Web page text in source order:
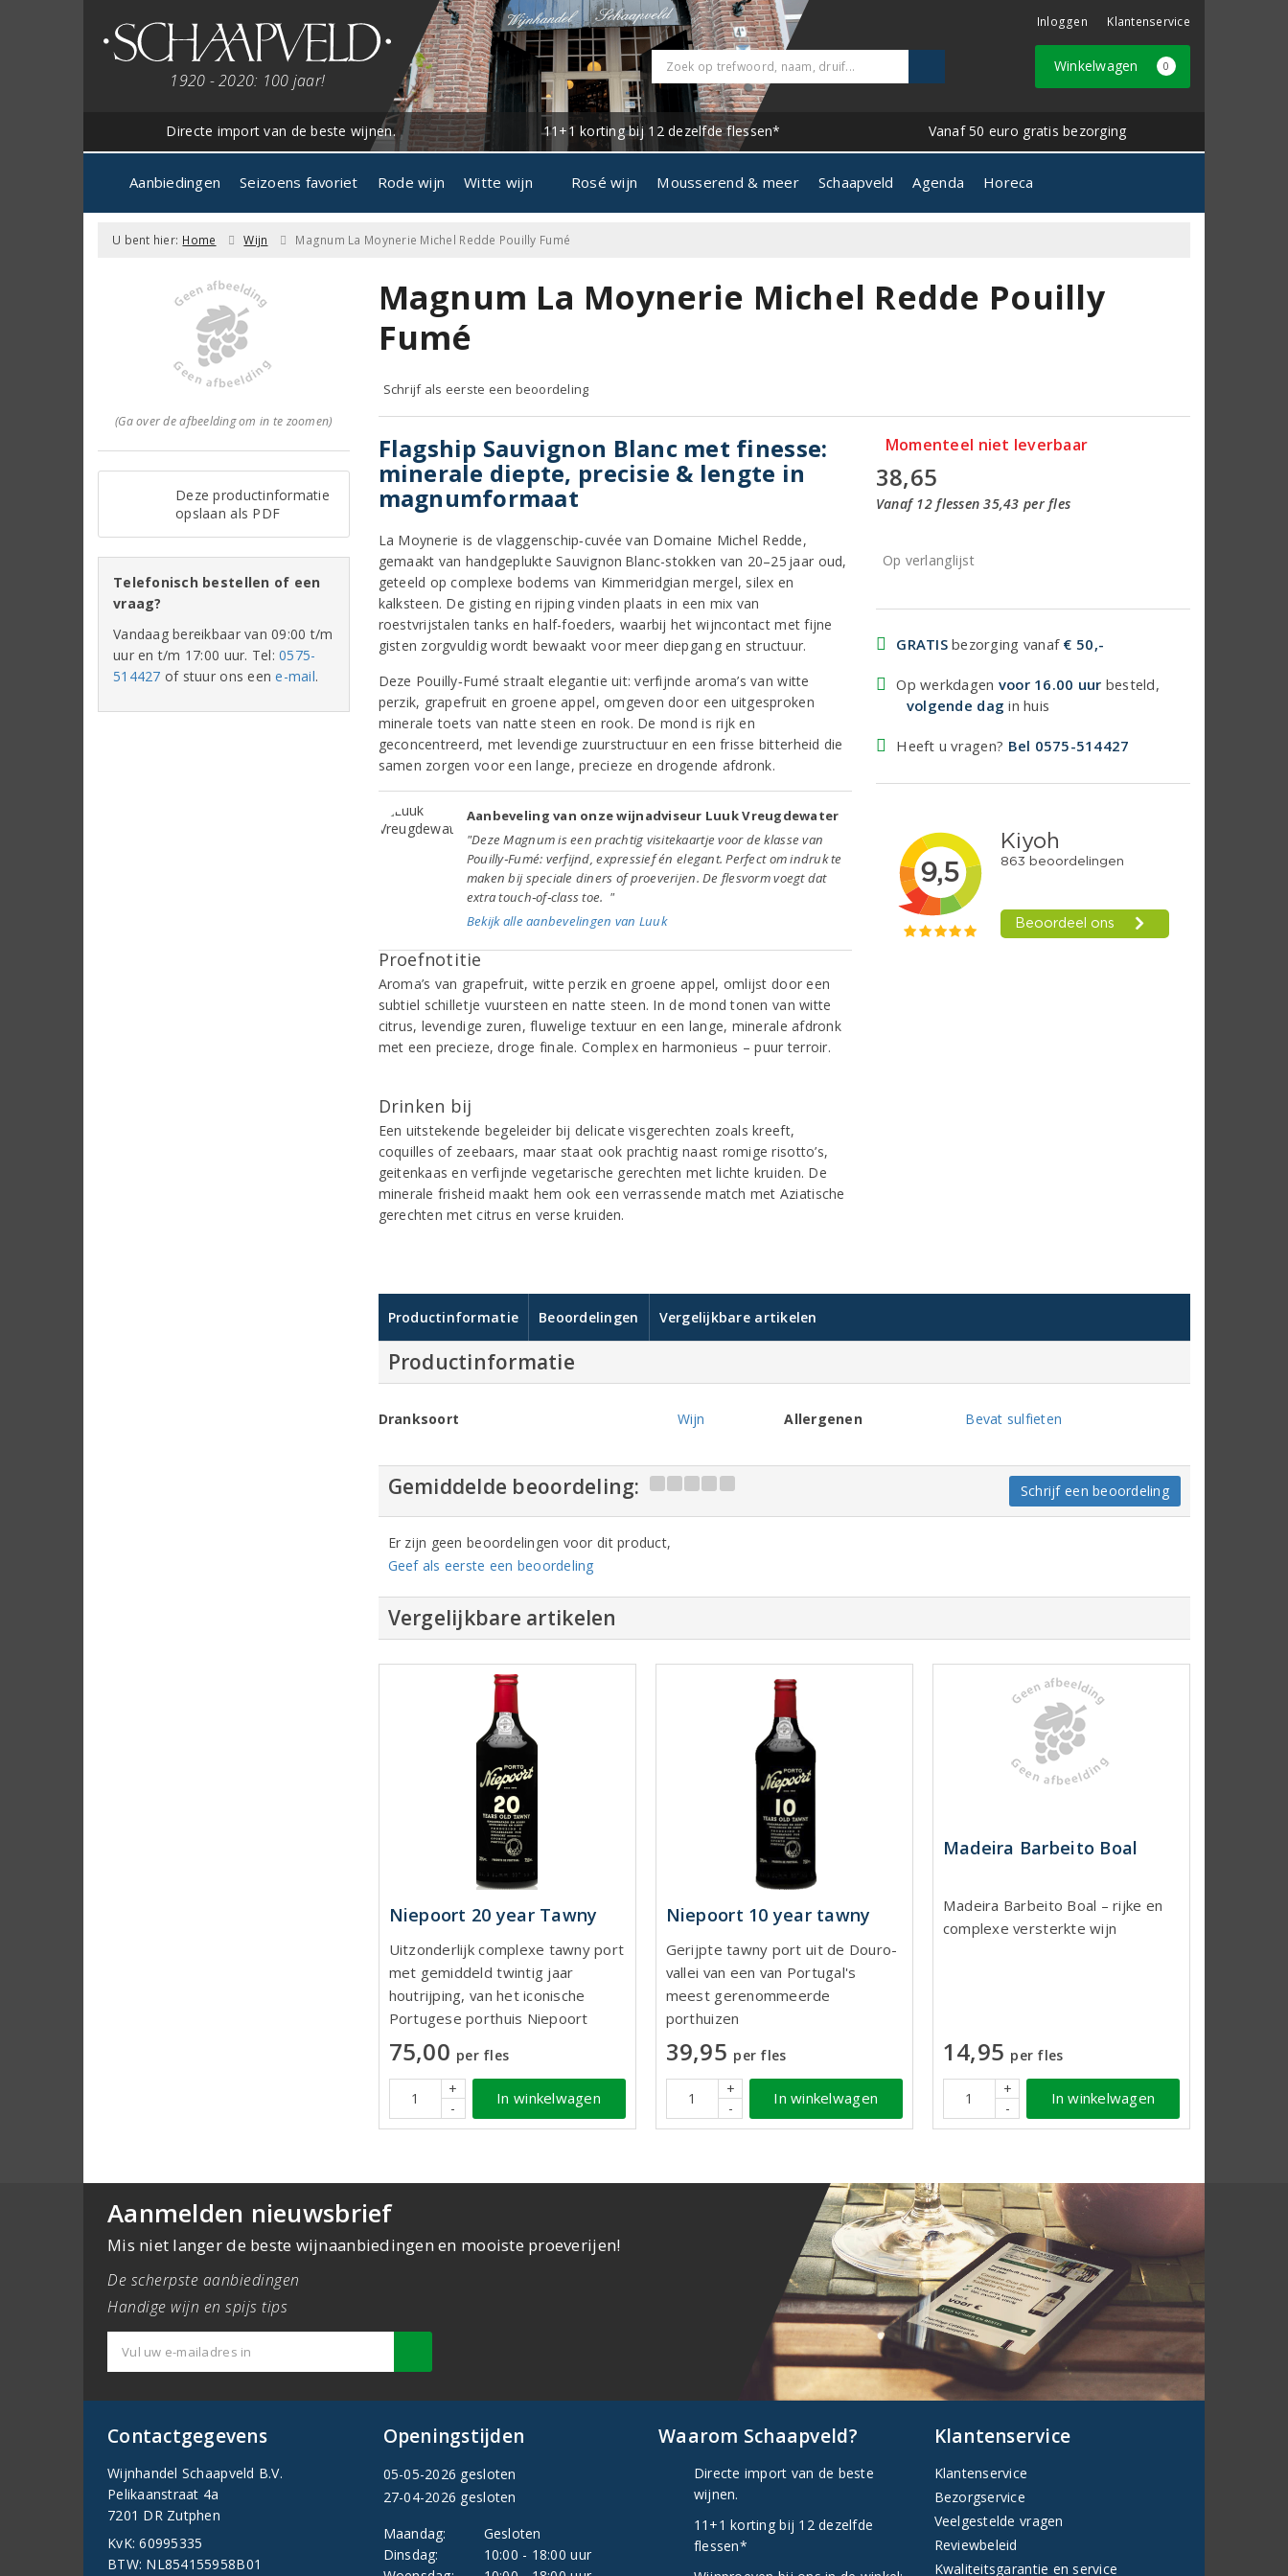
1920 - 2020: 100 jaar!
Inloggen Klantenservice
Winkelwagen 0
Directe import van de beste wijnen. 11+1 korting bij 12 dezelfde flessen* Vanaf 50 euro gratis bezorging
Aanbiedingen Seizoens favoriet Rode wijn Witte wijn Rosé wijn Mousserend & meer Schaapveld Agenda Horeca
U bent hier: Home Wijn Magnum La Moynerie Michel Redde Pouilly Fumé
(Ga over de afbeelding om in te zoomen)
Deze productinformatie
opslaan als PDF
Telefonisch bestellen of een
vraag?
Vandaag bereikbaar van 09:00 t/m
uur en t/m 17:00 uur. Tel:0575-
514427 of stuur ons eene-mail.
Magnum La Moynerie Michel Redde Pouilly
Fumé
Schrijf als eerste een beoordeling
Flagship Sauvignon Blanc met finesse:
minerale diepte, precisie & lengte in
magnumformaat
La Moynerie is de vlaggenschip‑cuvée van Domaine Michel Redde,
gemaakt van handgeplukte Sauvignon Blanc-stokken van 20–25 jaar oud,
geteeld op complexe bodems van Kimmeridgian mergel, silex en
kalksteen. De gisting en rijping vinden plaats in een mix van
roestvrijstalen tanks en half-foeders, waarbij het wijncontact met fijne
gisten zorgvuldig wordt bewaakt voor meer diepgang en structuur.
Deze Pouilly‑Fumé straalt elegantie uit: verfijnde aroma’s van witte
perzik, grapefruit en groene appel, omgeven door een uitgesproken
minerale toets van natte steen en rook. De mond is rijk en
geconcentreerd, met levendige zuurstructuur en een frisse bitterheid die
samen zorgen voor een lange, precieze en drogende afdronk.
Aanbeveling van onze wijnadviseur Luuk Vreugdewater
"Deze Magnum is een prachtig visitekaartje voor de klasse van
Pouilly‑Fumé: verfijnd, expressief én elegant. Perfect om indruk te
maken bij speciale diners of proeverijen. De flesvorm voegt dat
extra touch‑of‑class toe. "
Bekijk alle aanbevelingen van Luuk
Proefnotitie
Aroma’s van grapefruit, witte perzik en groene appel, omlijst door een
subtiel schilletje vuursteen en natte steen. In de mond tonen van witte
citrus, levendige zuren, fluwelige textuur en een lange, minerale afdronk
met een precieze, droge finale. Complex en harmonieus – puur terroir.
Drinken bij
Een uitstekende begeleider bij delicate visgerechten zoals kreeft,
coquilles of zeebaars, maar staat ook prachtig naast romige risotto’s,
geitenkaas en verfijnde vegetarische gerechten met lichte kruiden. De
minerale frisheid maakt hem ook een verrassende match met Aziatische
gerechten met citrus en verse kruiden.
Momenteel niet leverbaar
38,65
Vanaf 12 flessen 35,43 per fles
Op verlanglijst
GRATISbezorging vanaf € 50,-
Op werkdagen voor 16.00 uur besteld,
volgende dag in huis
Heeft u vragen? Bel 0575-514427
Productinformatie Beoordelingen Vergelijkbare artikelen
Productinformatie
Dranksoort Wijn Allergenen Bevat sulfieten
Gemiddelde beoordeling: Schrijf een beoordeling
Er zijn geen beoordelingen voor dit product,
Geef als eerste een beoordeling
Vergelijkbare artikelen
Niepoort 20 year Tawny
Uitzonderlijk complexe tawny port
met gemiddeld twintig jaar
houtrijping, van het iconische
Portugese porthuis Niepoort
75,00 per fles
+
-
In winkelwagen
Niepoort 10 year tawny
Gerijpte tawny port uit de Douro-
vallei van een van Portugal's
meest gerenommeerde
porthuizen
39,95 per fles
+
-
In winkelwagen
Madeira Barbeito Boal
Madeira Barbeito Boal – rijke en
complexe versterkte wijn
14,95 per fles
+
-
In winkelwagen
Aanmelden nieuwsbrief
Mis niet langer de beste wijnaanbiedingen en mooiste proeverijen!
De scherpste aanbiedingen
Handige wijn en spijs tips
Contactgegevens
Wijnhandel Schaapveld B.V.
Pelikaanstraat 4a
7201 DR Zutphen
KvK: 60995335
BTW: NL854155958B01
Openingstijden
05-05-2026 gesloten
27-04-2026 gesloten
Maandag:
Gesloten
Dinsdag:
10:00 - 18:00 uur
Waarom Schaapveld?
Directe import van de beste
wijnen.
11+1 korting bij 12 dezelfde
flessen*
Klantenservice
Klantenservice
Bezorgservice
Veelgestelde vragen
Reviewbeleid
Kwaliteitsgarantie en service